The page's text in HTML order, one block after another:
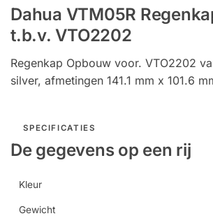
Dahua VTM05R
t.b.v. VTO2202
Regenkap Opbouw voor. VTO2202
silver, afmetingen 141.1 mm x 101.6
SPECIFICATIES
De gegevens op een rij
Kleur
Gewicht